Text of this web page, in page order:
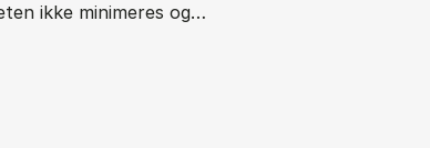
ikke minimeres og…